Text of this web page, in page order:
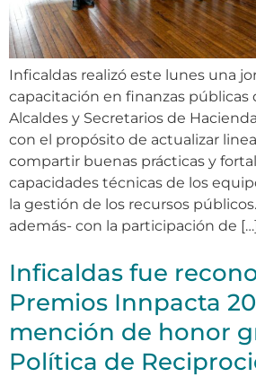
Inficaldas realizó este lunes una
capacitación en finanzas públicas
Alcaldes y Secretarios de
con el propósito de actualizar
compartir buenas prácticas y
capacidades técnicas de los
la gestión de los recursos
además- con la participación de
Inficaldas fue
Premios Innpacta
mención de honor
Política de